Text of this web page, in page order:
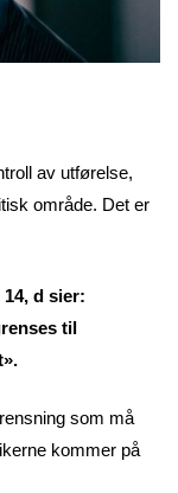
av utførelse,
område. Det er
d sier:
til
som må
kommer på